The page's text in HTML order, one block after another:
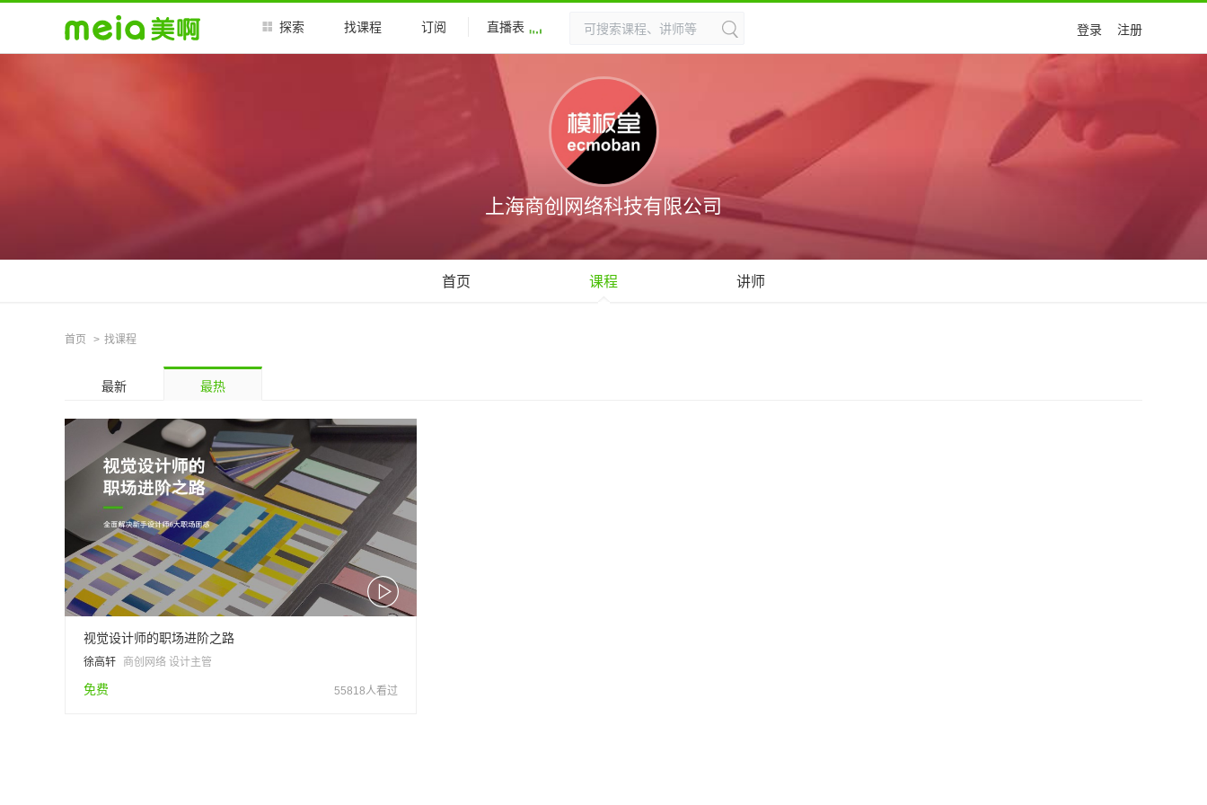
探索 找课程 订阅 直播表 登录 注册
上海商创网络科技有限公司
首页 课程 讲师
首页 找课程
最新 最热
视觉设计师的职场进阶之路
徐高轩 商创网络 设计主管
免费 55818人看过